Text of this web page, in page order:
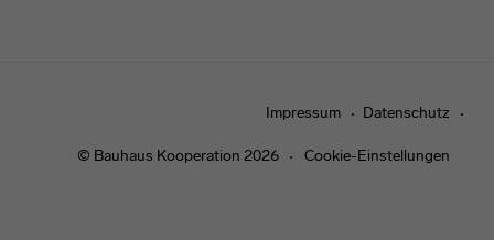
Impressum Datenschutz
© Bauhaus Kooperation 2026 Cookie-Einstellungen